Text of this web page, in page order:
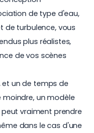
de type d'eau,
de turbulence, vous
plus réalistes,
de vos scènes
un de temps de
un modèle
peut vraiment prendre
dans le cas d'une